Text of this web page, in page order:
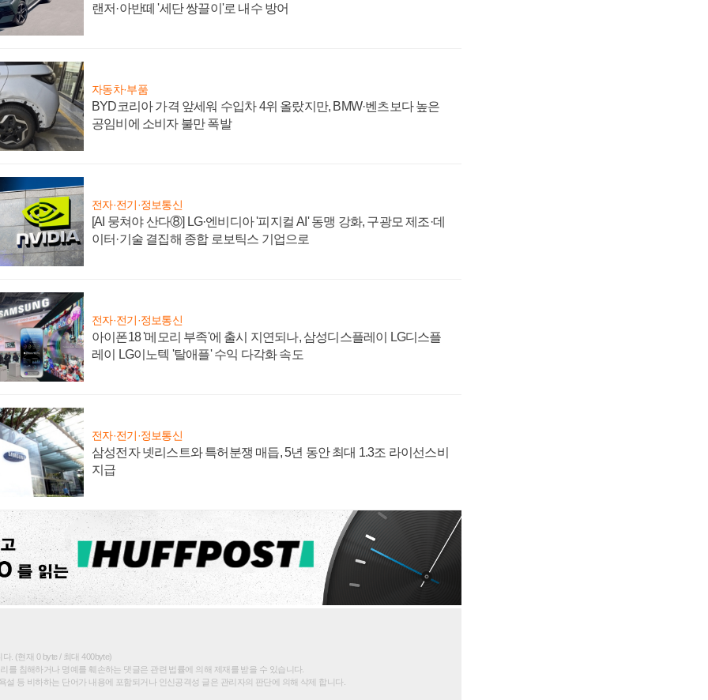
랜저·아반떼 '세단 쌍끌이'로 내수 방어
자동차·부품
BYD코리아 가격 앞세워 수입차 4위 올랐지만, BMW·벤츠보다 높은
공임비에 소비자 불만 폭발
전자·전기·정보통신
[AI 뭉쳐야 산다⑧] LG·엔비디아 '피지컬 AI' 동맹 강화, 구광모 제조·데
이터·기술 결집해 종합 로보틱스 기업으로
전자·전기·정보통신
아이폰18 '메모리 부족'에 출시 지연되나, 삼성디스플레이 LG디스플
레이 LG이노텍 '탈애플' 수익 다각화 속도
전자·전기·정보통신
삼성전자 넷리스트와 특허분쟁 매듭, 5년 동안 최대 1.3조 라이선스비
지급
. (현재 0 byte / 최대 400byte)
를 침해하거나 명예를 훼손하는 댓글은 관련 법률에 의해 제재를 받을 수 있습니다.
설 등 비하하는 단어가 내용에 포함되거나 인신공격성 글은 관리자의 판단에 의해 삭제 합니다.